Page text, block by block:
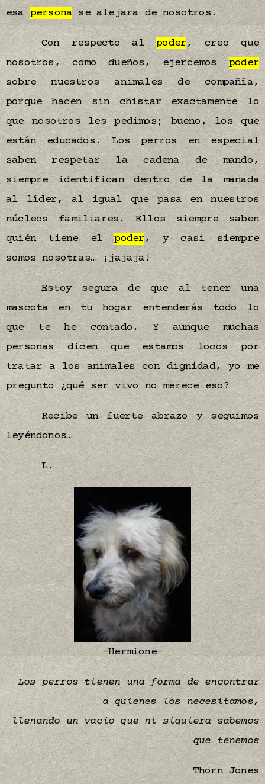
esa persona se alejara de nosotros.
Con respecto alpoder, creo que
nosotros, como dueños, ejercemospoder
sobre nuestros animales de compañía,
porque hacen sin chistar exactamente lo
que nosotros les pedimos; bueno, los que
están educados. Los perros en especial
saben respetar la cadena de mando,
siempre identifican dentro de la manada
al líder, al igual que pasa en nuestros
núcleos familiares. Ellos siempre saben
quién tiene elpoder, y casi siempre
somos nosotras… ¡jajaja!
Estoy segura de que al tener una
mascota en tu hogar entenderás todo lo
que te he contado. Y aunque muchas
personas dicen que estamos locos por
tratar a los animales con dignidad, yo me
pregunto ¿qué ser vivo no merece eso?
Recibe un fuerte abrazo y seguimos
leyéndonos…
L.
-Hermione-
Los perros tienen una forma de encontrar
a quienes los necesitamos,
llenando un vacío que ni siquiera sabemos
que tenemos
Thorn Jones